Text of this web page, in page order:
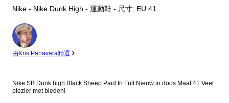
Nike - Nike Dunk High - 運動鞋 - 尺寸: EU 41
專
家
由Kris Panavara精選
Nike SB Dunk high Black Sheep Paid In Full Nieuw in doos Maat 41 Veel
plezier met bieden!